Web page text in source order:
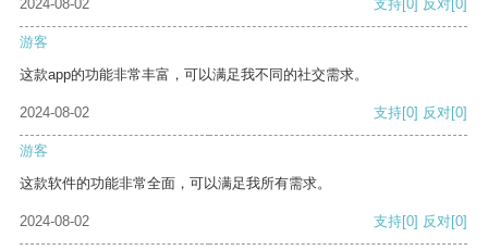
2024-08-02
支持[0] 反对[0]
游客
这款app的功能非常丰富，可以满足我不同的社交需求。
2024-08-02 支持[0] 反对[0]
游客
这款软件的功能非常全面，可以满足我所有需求。
2024-08-02 支持[0] 反对[0]